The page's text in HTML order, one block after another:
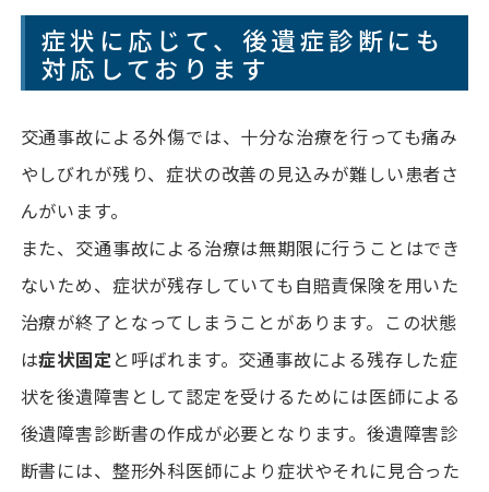
症状に応じて、後遺症診断にも
対応しております
交通事故による外傷では、十分な治療を行っても痛み
やしびれが残り、症状の改善の見込みが難しい患者さ
んがいます。
また、交通事故による治療は無期限に行うことはでき
ないため、症状が残存していても自賠責保険を用いた
治療が終了となってしまうことがあります。この状態
は症状固定と呼ばれます。交通事故による残存した症
状を後遺障害として認定を受けるためには医師による
後遺障害診断書の作成が必要となります。後遺障害診
断書には、整形外科医師により症状やそれに見合った